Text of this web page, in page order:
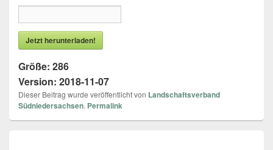
Jetzt herunterladen!
Größe: 286
Version: 2018-11-07
Dieser Beitrag wurde veröffentlicht von Landschaftsverband
Südniedersachsen. Permalink